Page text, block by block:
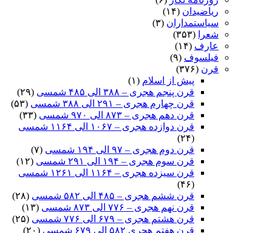
ریاضیدان (۱۴)
سیاستمداران (۳)
شعرا
(۳۵۳)
عارف (۱۴)
فیلسوف (۹)
قرن (۳۷۶)
پیش از اسلام (۱)
قرن پنجم هجری – ۳۸۸ الی ۴۸۵ شمسی
(۲۹)
قرن چهارم هجری – ۲۹۱ الی ۳۸۸ شمسی
(۵۳)
قرن دهم هجری – ۸۷۳ الی ۹۷۰ شمسی
(۳۳)
قرن دوازده هجری – ۱۰۶۷ الی ۱۱۶۴ شمسی
(۲۴)
قرن دوم هجری – ۹۷ الی ۱۹۴ شمسی
(۷)
قرن سوم هجری – ۱۹۴ الی ۲۹۱ شمسی
(۱۲)
قرن سیزده هجری – ۱۱۶۴ الی ۱۲۶۱ شمسی
(۴۶)
قرن ششم هجری – ۴۸۵ الی ۵۸۲ شمسی
(۲۸)
قرن نهم هجری – ۷۷۶ الی ۸۷۳ شمسی
(۱۳)
قرن هشتم هجری – ۶۷۹ الی ۷۷۶ شمسی
(۲۵)
قرن هفتم هجری ۵۸۲ الی ۶۷۹ شمسی
(۲۰)